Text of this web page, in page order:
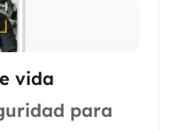
vida
para